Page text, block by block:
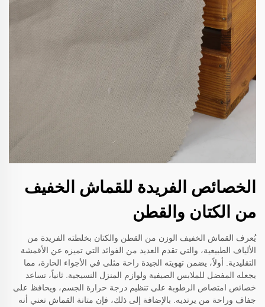
الخصائص الفريدة للقماش الخفيف
من الكتان والقطن
يُعرف القماش الخفيف الوزن من القطن والكتان بخلطته الفريدة من
الألياف الطبيعية، والتي تقدم العديد من الفوائد التي تميزه عن الأقمشة
التقليدية. أولاً، يضمن تهويته الجيدة راحة مثلى في الأجواء الحارة، مما
يجعله المفضل للملابس الصيفية ولوازم المنزل النسيجية. ثانياً، تساعد
خصائص امتصاص الرطوبة على تنظيم درجة حرارة الجسم، ويحافظ على
جفاف وراحة من يرتديه. بالإضافة إلى ذلك، فإن متانة القماش تعني أنه